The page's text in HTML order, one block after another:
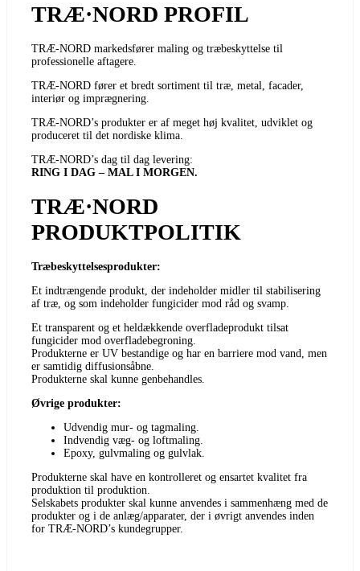
TRÆ·NORD PROFIL
TRÆ-NORD markedsfører maling og træbeskyttelse til
professionelle aftagere.
TRÆ-NORD fører et bredt sortiment til træ, metal, facader,
interiør og imprægnering.
TRÆ-NORD’s produkter er af meget høj kvalitet, udviklet og
produceret til det nordiske klima.
TRÆ-NORD’s dag til dag levering:
RING I DAG – MAL I MORGEN.
TRÆ·NORD
PRODUKTPOLITIK
Træbeskyttelsesprodukter:
Et indtrængende produkt, der indeholder midler til stabilisering
af træ, og som indeholder fungicider mod råd og svamp.
Et transparent og et heldækkende overfladeprodukt tilsat
fungicider mod overfladebegroning.
Produkterne er UV bestandige og har en barriere mod vand, men
er samtidig diffusionsåbne.
Produkterne skal kunne genbehandles.
Øvrige produkter:
Udvendig mur- og tagmaling.
Indvendig væg- og loftmaling.
Epoxy, gulvmaling og gulvlak.
Produkterne skal have en kontrolleret og ensartet kvalitet fra
produktion til produktion.
Selskabets produkter skal kunne anvendes i sammenhæng med de
produkter og i de anlæg/apparater, der i øvrigt anvendes inden
for TRÆ-NORD’s kundegrupper.